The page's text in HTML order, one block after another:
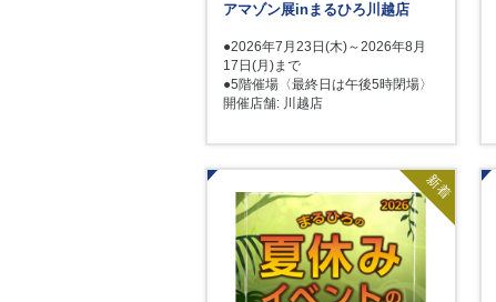
アマゾン展inまるひろ川越店
●2026年7月23日(木)～2026年8月
17日(月)まで
●5階催場〈最終日は午後5時閉場〉
開催店舗: 川越店
新着